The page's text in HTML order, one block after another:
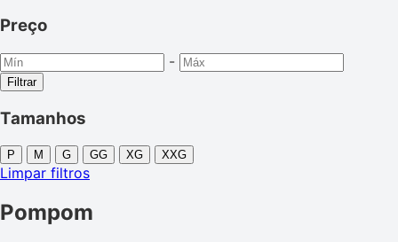
Preço
-
Filtrar
Tamanhos
P M G GG XG XXG
Limpar filtros
Pompom